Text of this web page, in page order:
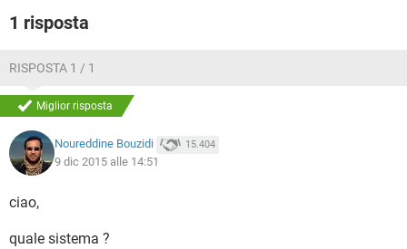
1 risposta
RISPOSTA 1 / 1
Miglior risposta
Noureddine Bouzidi 15.404
9 dic 2015 alle 14:51
ciao,
quale sistema ?